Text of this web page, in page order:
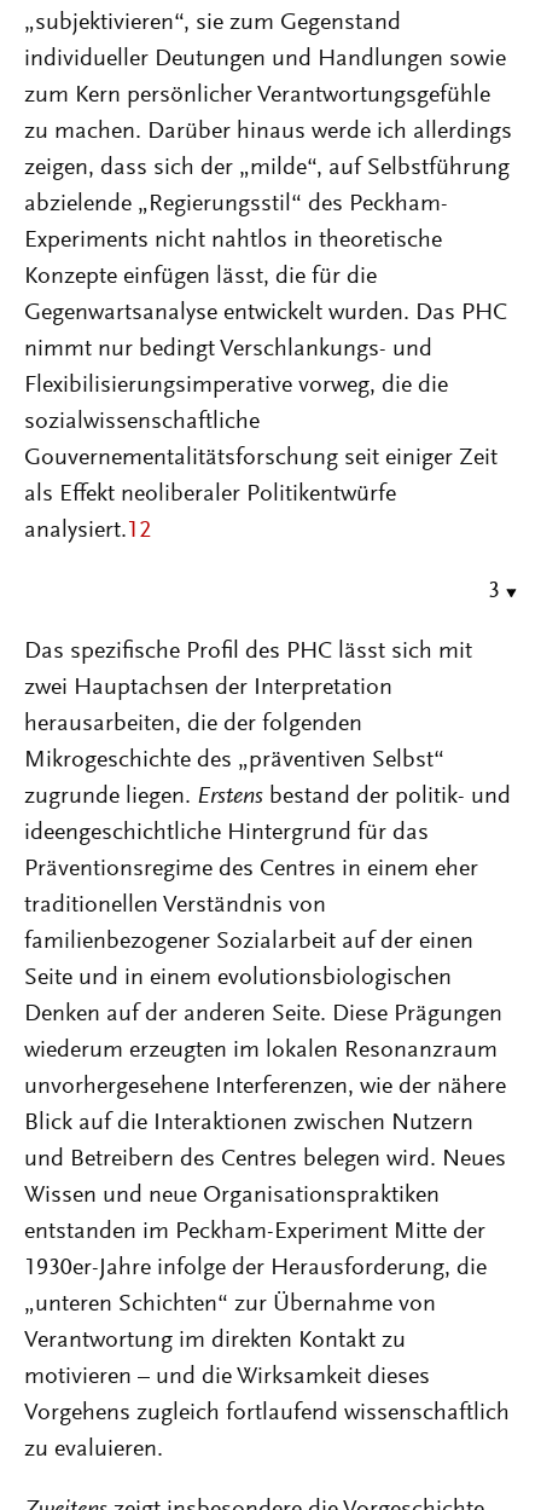
„subjektivieren“, sie zum Gegenstand
individueller Deutungen und Handlungen sowie
zum Kern persönlicher Verantwortungsgefühle
zu machen. Darüber hinaus werde ich allerdings
zeigen, dass sich der „milde“, auf Selbstführung
abzielende „Regierungsstil“ des Peckham-
Experiments nicht nahtlos in theoretische
Konzepte einfügen lässt, die für die
Gegenwartsanalyse entwickelt wurden. Das PHC
nimmt nur bedingt Verschlankungs- und
Flexibilisierungsimperative vorweg, die die
sozialwissenschaftliche
Gouvernementalitätsforschung seit einiger Zeit
als Effekt neoliberaler Politikentwürfe
analysiert.12
3
Das spezifische Profil des PHC lässt sich mit
zwei Hauptachsen der Interpretation
herausarbeiten, die der folgenden
Mikrogeschichte des „präventiven Selbst“
zugrunde liegen. Erstens bestand der politik- und
ideengeschichtliche Hintergrund für das
Präventionsregime des Centres in einem eher
traditionellen Verständnis von
familienbezogener Sozialarbeit auf der einen
Seite und in einem evolutionsbiologischen
Denken auf der anderen Seite. Diese Prägungen
wiederum erzeugten im lokalen Resonanzraum
unvorhergesehene Interferenzen, wie der nähere
Blick auf die Interaktionen zwischen Nutzern
und Betreibern des Centres belegen wird. Neues
Wissen und neue Organisationspraktiken
entstanden im Peckham-Experiment Mitte der
1930er-Jahre infolge der Herausforderung, die
„unteren Schichten“ zur Übernahme von
Verantwortung im direkten Kontakt zu
motivieren – und die Wirksamkeit dieses
Vorgehens zugleich fortlaufend wissenschaftlich
zu evaluieren.